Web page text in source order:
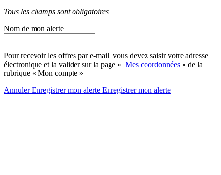
Tous les champs sont obligatoires
Nom de mon alerte
Pour recevoir les offres par e-mail, vous devez saisir votre adresse
électronique et la valider sur la page « Mes coordonnées » de la
rubrique « Mon compte »
AnnulerEnregistrer mon alerte Enregistrermon alerte